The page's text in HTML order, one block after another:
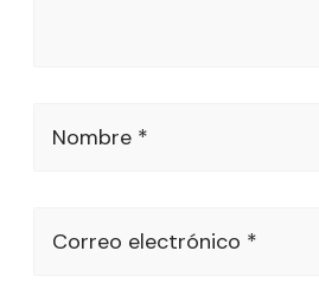
Nombre *
Correo electrónico *